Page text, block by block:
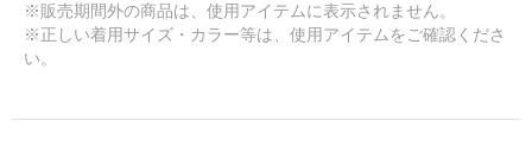
※販売期間外の商品は、使用アイテムに表示されません。
※正しい着用サイズ・カラー等は、使用アイテムをご確認くださ
い。